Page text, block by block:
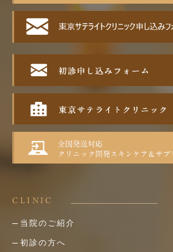
CLINIC
当院のご紹介
初診の方へ